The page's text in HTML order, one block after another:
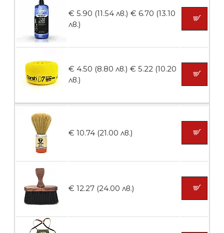
БЕЗПЛАТНО
Пила тип ренде 2в1
БЕЗПЛАТНО
Пила тип ренде 2в1
БЕЗПЛАТНО
€ 5.90 (11.54 лв.) € 6.70 (13.10
лв.)
€ 4.50 (8.80 лв.) € 5.22 (10.20
лв.)
€ 10.74 (21.00 лв.)
€ 12.27 (24.00 лв.)